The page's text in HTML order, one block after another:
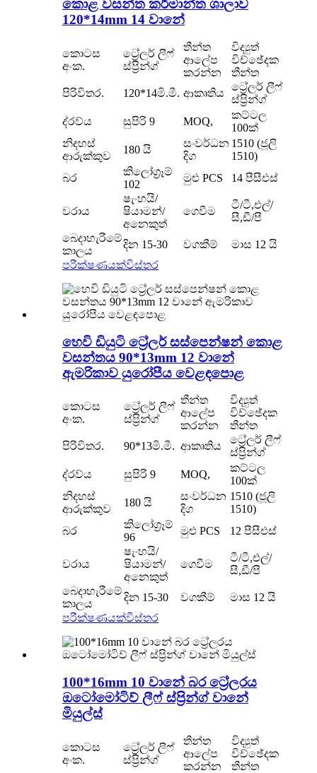
කොළ වසන්ත කර්මාන්ත ශාලාව
120*14mm 14 වානේ
කොටස
අංක.
ට්‍රේලර් ලීෆ්
ස්ප්‍රින්ග්
තීන්ත
ආලේප
කරන්න
විද්‍යුත්
විච්ඡේදක
තීන්ත
පිරිවිතර.
120*14මි.මී. ආකෘතිය
ට්‍රේලර් ලීෆ්
ස්ප්‍රින්ග්
ද්රව්ය
සුපිරි 9 MOQ,
කට්ටල
100ක්
නිදහස්
ආරුක්කුව
180 යි
සංවර්ධන
දිග
1510 (ජූලි
1510)
බර
කිලෝග්‍රෑම්
102
මුළු PCS 14 පීසීඑස්
වරාය
ෂැංහයි/
ෂියාමන්/
අනෙකුත්
ගෙවීම
ටී/ටී,එල්/
සී,ඩී/පී
බෙදාහැරීමේ
කාලය
දින 15-30 වගකීම්
මාස 12 යි
පරීක්ෂණයක්විස්තර
හෙවි ඩියුටි ට්‍රේලර් සස්පෙන්ෂන් කොළ
වසන්තය 90*13mm 12 වානේ
ඇමරිකාව යුරෝපීය වෙළඳපොළ
කොටස
අංක.
ට්‍රේලර් ලීෆ්
ස්ප්‍රින්ග්
තීන්ත
ආලේප
කරන්න
විද්‍යුත්
විච්ඡේදක
තීන්ත
පිරිවිතර.
90*13මි.මී. ආකෘතිය
ට්‍රේලර් ලීෆ්
ස්ප්‍රින්ග්
ද්රව්ය
සුපිරි 9 MOQ,
කට්ටල
100ක්
නිදහස්
ආරුක්කුව
180 යි
සංවර්ධන
දිග
1510 (ජූලි
1510)
බර
කිලෝග්‍රෑම්
96
මුළු PCS 12 පීසීඑස්
වරාය
ෂැංහයි/
ෂියාමන්/
අනෙකුත්
ගෙවීම
ටී/ටී,එල්/
සී,ඩී/පී
බෙදාහැරීමේ
කාලය
දින 15-30 වගකීම්
මාස 12 යි
පරීක්ෂණයක්විස්තර
100*16mm 10 වානේ බර ට්‍රේලරය
ඔටෝමෝටිව් ලීෆ් ස්ප්‍රින්ග් වානේ
මියුල්ස්
කොටස
අංක.
ට්‍රේලර් ලීෆ්
ස්ප්‍රින්ග්
තීන්ත
ආලේප
කරන්න
විද්‍යුත්
විච්ඡේදක
තීන්ත